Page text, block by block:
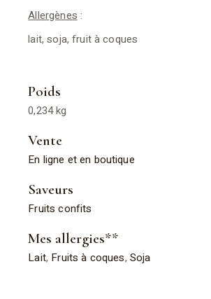
Allergènes :
lait, soja, fruit à coques
Poids
0,234 kg
Vente
En ligne et en boutique
Saveurs
Fruits confits
Mes allergies**
Lait, Fruits à coques, Soja